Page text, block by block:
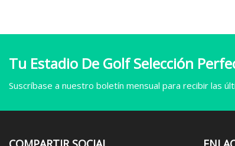
Tu Estadio De Golf Selección
Suscríbase a nuestro boletín mensual para recibir las